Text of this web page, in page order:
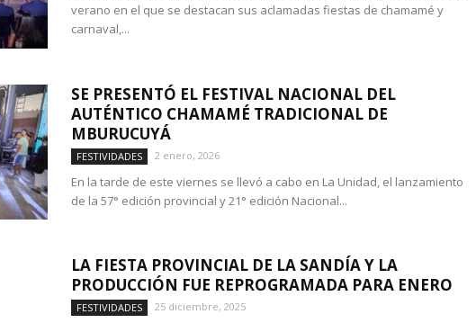
verano en el que se destacan sus aclamadas fiestas de chamamé y
carnaval,...
SE PRESENTÓ EL FESTIVAL NACIONAL DEL
AUTÉNTICO CHAMAMÉ TRADICIONAL DE
MBURUCUYÁ
FESTIVIDADES 2 enero, 2026
En la tarde de este viernes se llevó a cabo en La Unidad, el lanzamiento
de la 57° edición provincial y 21° edición Nacional...
LA FIESTA PROVINCIAL DE LA SANDÍA Y LA
PRODUCCIÓN FUE REPROGRAMADA PARA ENERO
FESTIVIDADES 25 diciembre, 2025